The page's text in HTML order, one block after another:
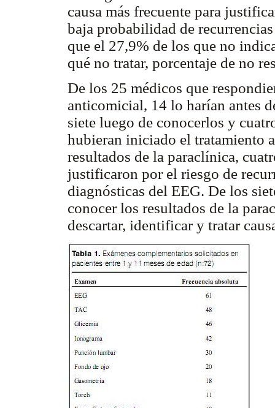
causa más frecuente para
baja probabilidad de
que el 27,9% de los que no
qué no tratar, porcentaje de no
De los 25 médicos que
anticomicial, 14 lo harían antes
siete luego de conocerlos y
hubieran iniciado el tratamiento
resultados de la paraclínica,
justificaron por el riesgo de
diagnósticas del EEG. De los
conocer los resultados de la
descartar, identificar y tratar